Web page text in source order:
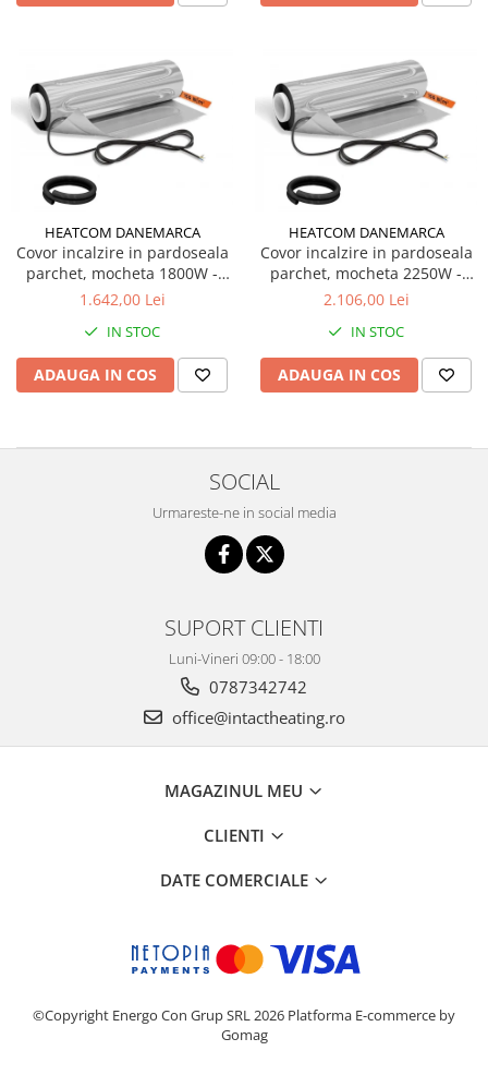
HEATCOM DANEMARCA
Covor incalzire in pardoseala
parchet, mocheta 1800W -
12.0m2
1.642,00 Lei
IN STOC
ADAUGA IN COS
HEATCOM DANEMARCA
Covor incalzire in pardoseala
parchet, mocheta 2250W -
15.0m2
2.106,00 Lei
IN STOC
ADAUGA IN COS
SOCIAL
Urmareste-ne in social media
SUPORT CLIENTI
Luni-Vineri 09:00 - 18:00
0787342742
office@intactheating.ro
MAGAZINUL MEU
CLIENTI
DATE COMERCIALE
©Copyright Energo Con Grup SRL 2026 Platforma E-commerce by
Gomag